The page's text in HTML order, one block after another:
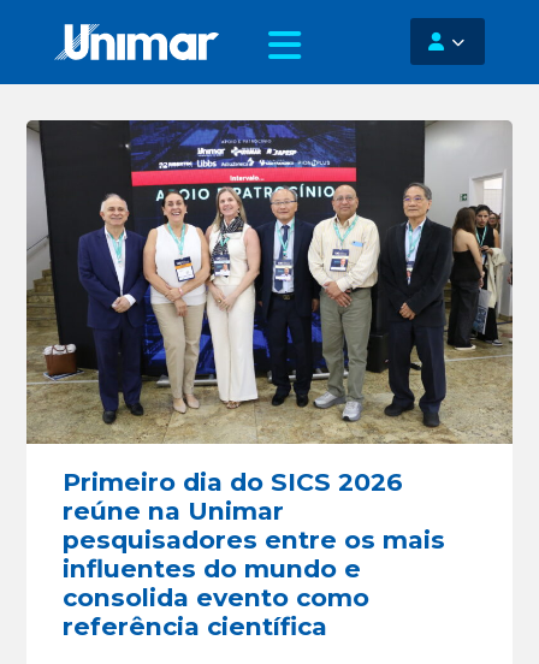
Primeiro dia do SICS 2026
reúne na Unimar
pesquisadores entre os mais
influentes do mundo e
consolida evento como
referência científica